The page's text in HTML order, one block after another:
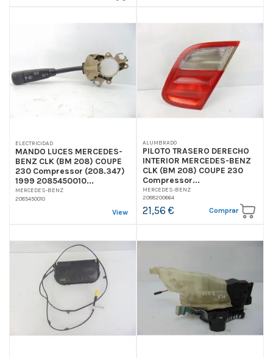
ELECTRICIDAD
MANDO LUCES MERCEDES-
BENZ CLK (BM 208) COUPE
230 Compressor (208.347)
1999 2085450010...
MERCEDES-BENZ
2085450010
View
ALUMBRADO
PILOTO TRASERO DERECHO
INTERIOR MERCEDES-BENZ
CLK (BM 208) COUPE 230
Compressor...
MERCEDES-BENZ
2088200664
21,56 € Comprar